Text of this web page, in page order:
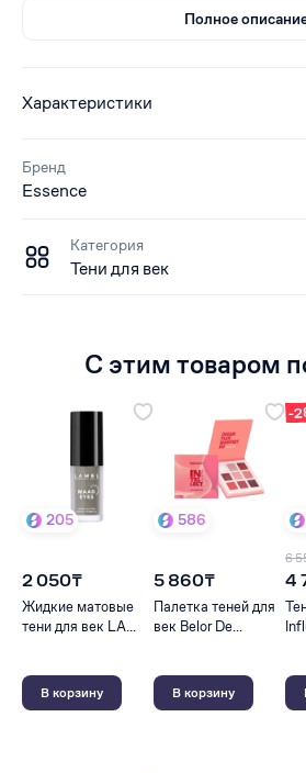
Полное
Характеристики
Бренд
Essence
Категория
Тени для век
С этим товаром
205
2 050₸
Жидкие матовые
тени для век LA...
В корзину
586
5 860₸
Палетка теней для
век Belor De...
В корзину
-
6
4